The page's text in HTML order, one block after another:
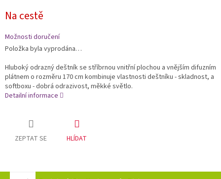
cena:
Na cestě
Možnosti doručení
Položka byla vyprodána…
Hluboký odrazný deštník se stříbrnou vnitřní plochou a vnějším difuzním
plátnem o rozměru 170 cm kombinuje vlastnosti deštníku - skladnost, a
softboxu - dobrá odrazivost, měkké světlo.
Detailní informace
ZEPTAT SE HLÍDAT